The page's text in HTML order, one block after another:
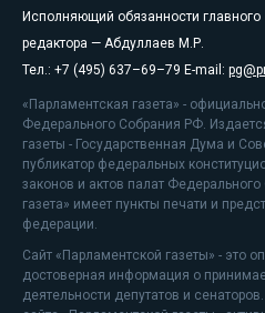
Исполняющий обязанности главного
редактора — Абдуллаев М.Р.
Тел.: +7 (495) 637–69–79 E-mail:
«Парламентская газета» -
Федерального Собрания РФ.
газеты - Государственная Дума и
публикатор федеральных
законов и актов палат
газета» имеет пункты печати и
федерации.
Сайт «Парламентской газеты» - это
достоверная информация о
деятельности депутатов и